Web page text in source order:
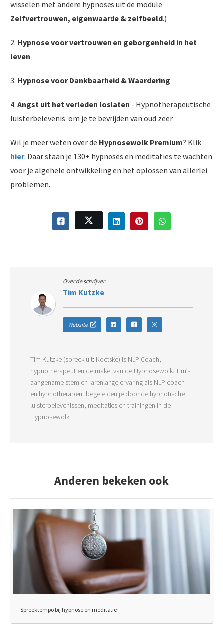
wisselen met andere hypnoses uit de module
Zelfvertrouwen, eigenwaarde & zelfbeeld.)
2. Hypnose voor vertrouwen en geborgenheid in het
leven
3. Hypnose voor Dankbaarheid & Waardering
4. Angst uit het verleden loslaten - Hypnotherapeutische
luisterbelevenis om je te bevrijden van oud zeer
Wil je meer weten over de Hypnosewolk Premium? Klik
hier. Daar staan je 130+ hypnoses en meditaties te wachten
voor je algehele ontwikkeling en het oplossen van allerlei
problemen.
Over de schrijver
Tim Kutzke
Website
Tim Kutzke (spreek uit: Koetske) is NLP Coach,
hypnotherapeut en de maker van de Hypnosewolk. Tim’s
aangename stem en jarenlange ervaring als NLP-coach
en hypnotherapeut begeleiden je door de hypnotische
luisterbelevenissen, meditaties en trainingen in de
Hypnosewolk.
Anderen bekeken ook
Spreektempo bij hypnose en meditatie